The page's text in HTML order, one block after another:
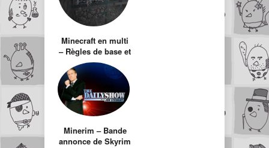
Minecraft en multi
– Règles de base et
Parcours du
combattant
Minerim – Bande
annonce de Skyrim